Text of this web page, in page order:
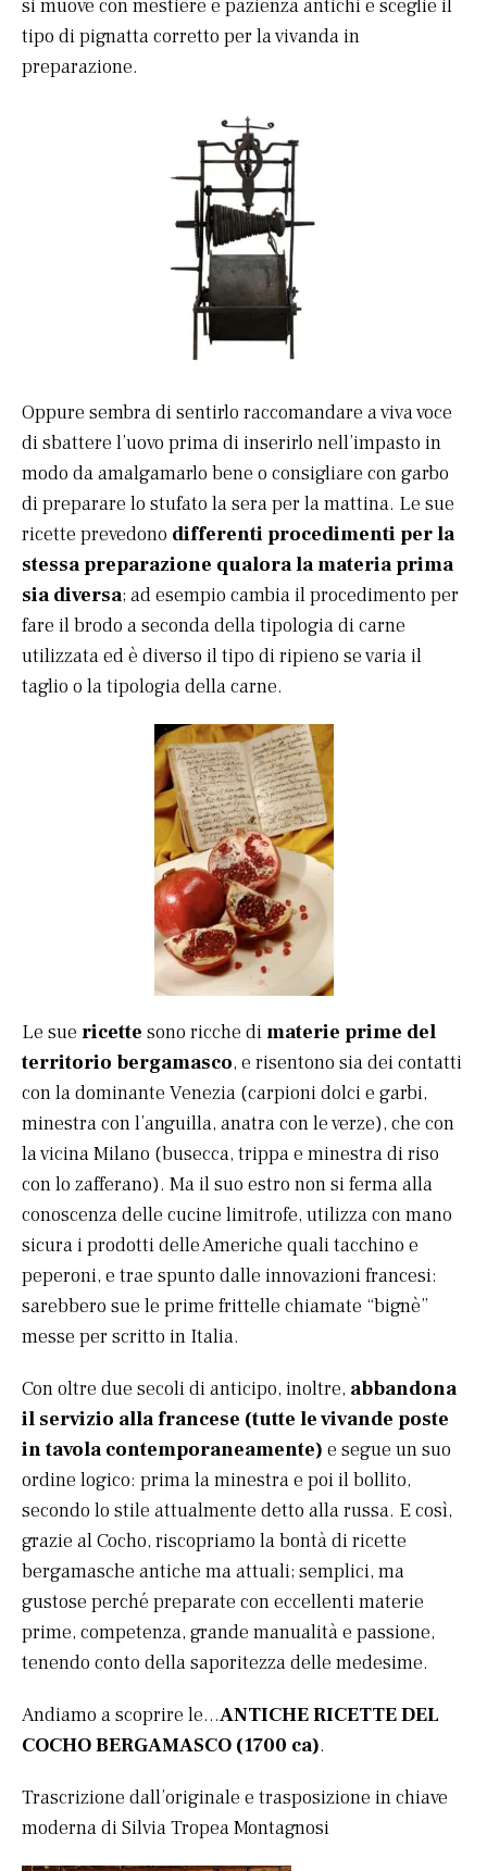
si muove con mestiere e pazienza antichi e sceglie il
tipo di pignatta corretto per la vivanda in
preparazione.
Oppure sembra di sentirlo raccomandare a viva voce
di sbattere l’uovo prima di inserirlo nell’impasto in
modo da amalgamarlo bene o consigliare con garbo
di preparare lo stufato la sera per la mattina. Le sue
ricette prevedono differenti procedimenti per la
stessa preparazione qualora la materia prima
sia diversa; ad esempio cambia il procedimento per
fare il brodo a seconda della tipologia di carne
utilizzata ed è diverso il tipo di ripieno se varia il
taglio o la tipologia della carne.
Le sue ricette sono ricche dimaterie prime del
territorio bergamasco, e risentono sia dei contatti
con la dominante Venezia (carpioni dolci e garbi,
minestra con l’anguilla, anatra con le verze), che con
la vicina Milano (busecca, trippa e minestra di riso
con lo zafferano). Ma il suo estro non si ferma alla
conoscenza delle cucine limitrofe, utilizza con mano
sicura i prodotti delle Americhe quali tacchino e
peperoni, e trae spunto dalle innovazioni francesi:
sarebbero sue le prime frittelle chiamate “bignè”
messe per scritto in Italia.
Con oltre due secoli di anticipo, inoltre, abbandona
il servizio alla francese (tutte le vivande poste
in tavola contemporaneamente) e segue un suo
ordine logico: prima la minestra e poi il bollito,
secondo lo stile attualmente detto alla russa. E così,
grazie al Cocho, riscopriamo la bontà di ricette
bergamasche antiche ma attuali; semplici, ma
gustose perché preparate con eccellenti materie
prime, competenza, grande manualità e passione,
tenendo conto della saporitezza delle medesime.
Andiamo a scoprire le…ANTICHE RICETTE DEL
COCHO BERGAMASCO (1700 ca).
Trascrizione dall’originale e trasposizione in chiave
moderna di Silvia Tropea Montagnosi